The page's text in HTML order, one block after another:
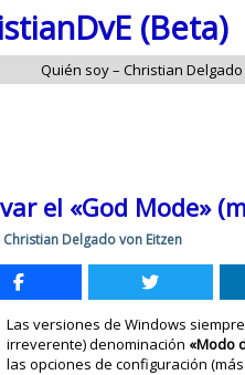
(Beta)
Quién soy – Christian
el «God Mode»
Christian Delgado von Eitzen
Las versiones de Windows
irreverente) denominación «Modo
las opciones de configuración